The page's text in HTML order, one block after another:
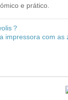
e prático.
？
impressora com